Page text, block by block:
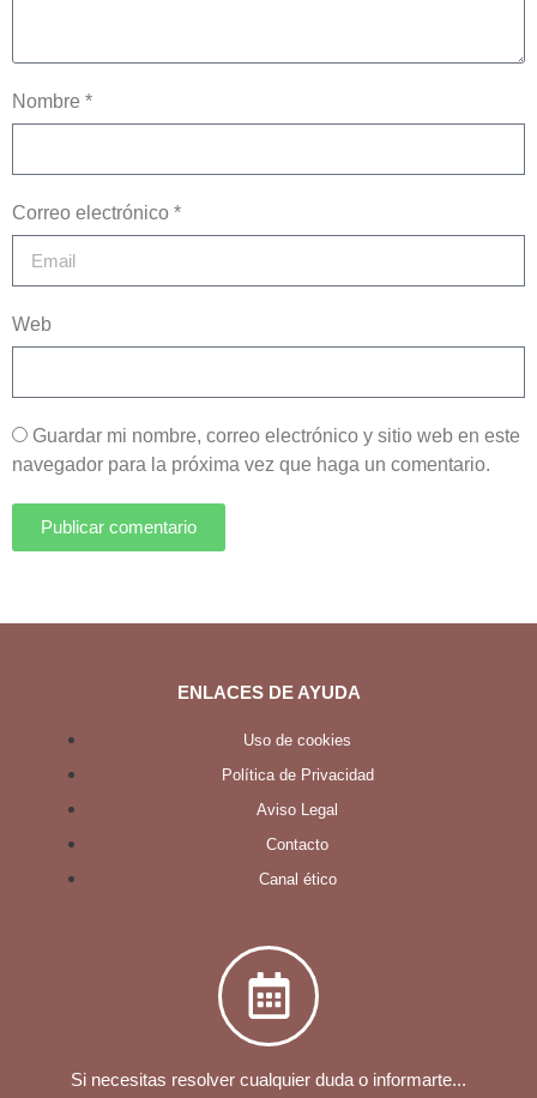
Nombre *
Correo electrónico *
Web
Guardar mi nombre, correo electrónico y sitio web en este
navegador para la próxima vez que haga un comentario.
Publicar comentario
ENLACES DE AYUDA
Uso de cookies
Política de Privacidad
Aviso Legal
Contacto
Canal ético
Si necesitas resolver cualquier duda o informarte...